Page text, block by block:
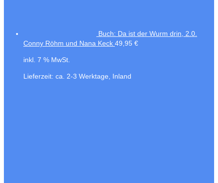
Buch: Da ist der Wurm drin, 2.0.
Conny Röhm und Nana Keck 49,95 €
inkl. 7 % MwSt.
Lieferzeit: ca. 2-3 Werktage, Inland